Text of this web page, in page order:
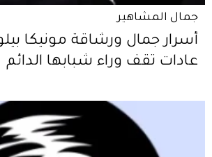
جمال المشاهير
عادات تقف وراء شبابها الدائم